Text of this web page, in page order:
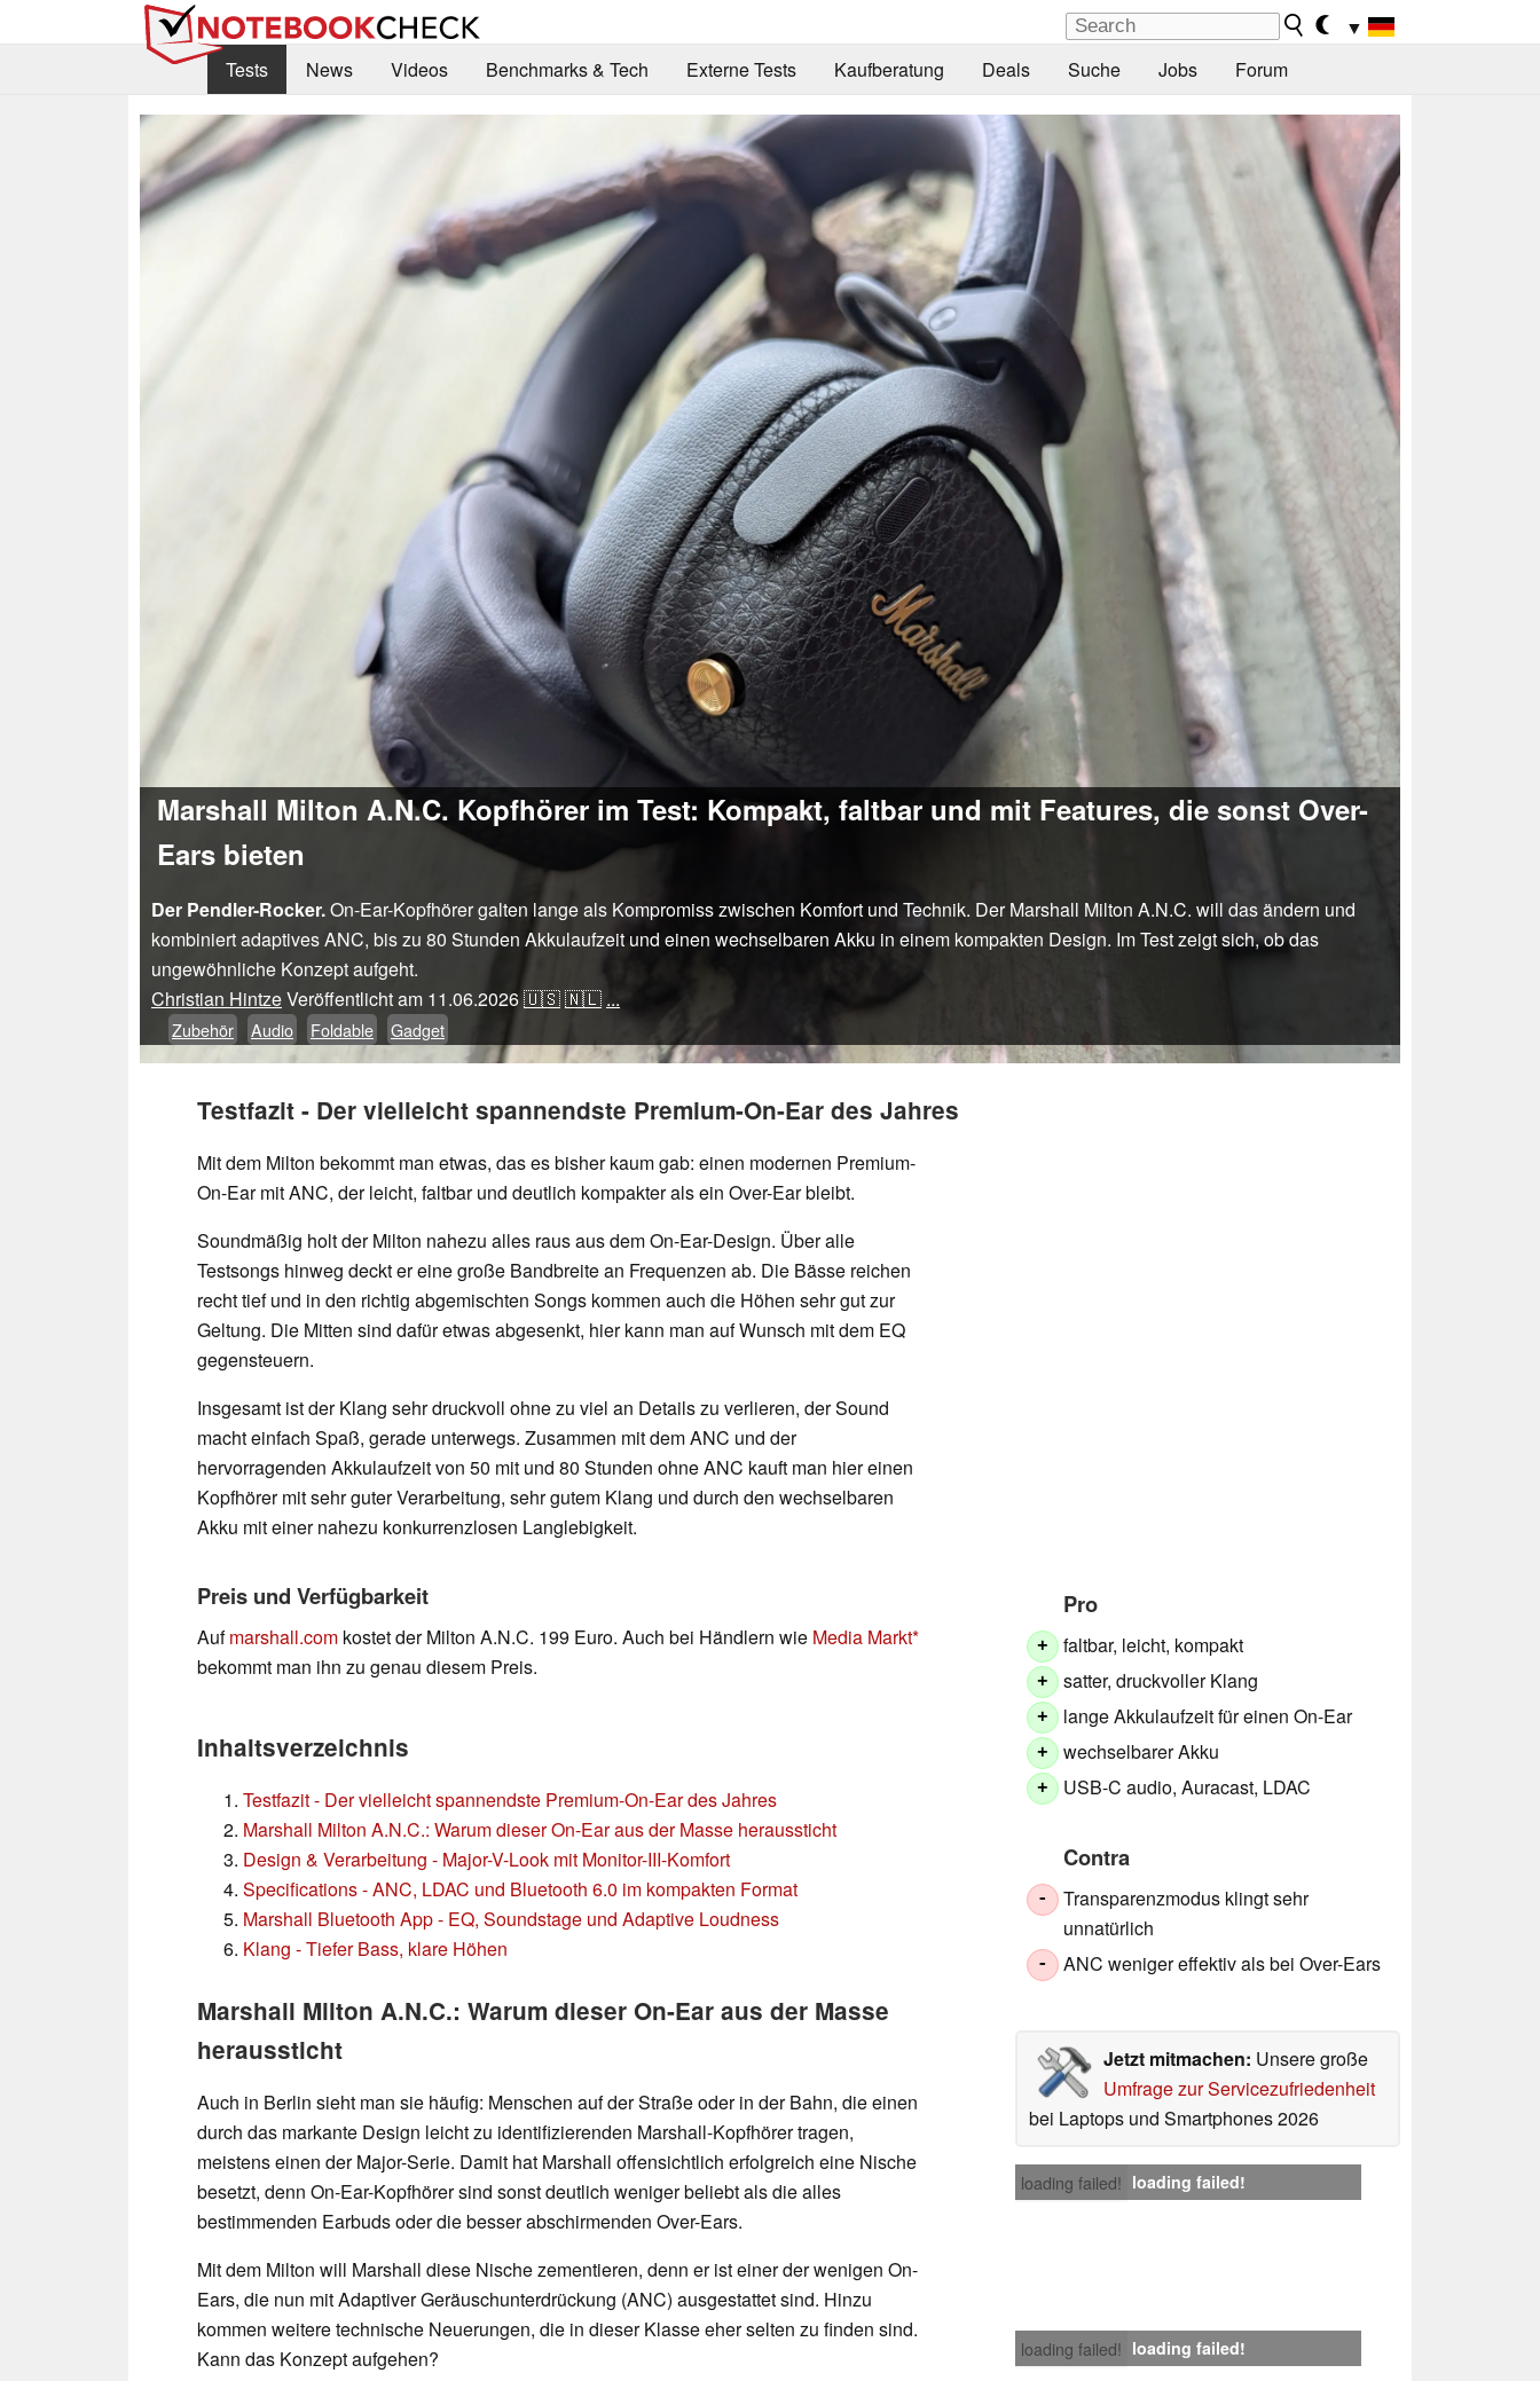
▼
Tests
News Videos Benchmarks & Tech Externe Tests Kaufberatung Deals Suche Jobs Forum
Marshall Milton A.N.C. Kopfhörer im Test: Kompakt, faltbar und mit Features, die sonst Over-
Ears bieten
Der Pendler-Rocker.On-Ear-Kopfhörer galten lange als Kompromiss zwischen Komfort und Technik. Der Marshall Milton A.N.C. will das ändern und
kombiniert adaptives ANC, bis zu 80 Stunden Akkulaufzeit und einen wechselbaren Akku in einem kompakten Design. Im Test zeigt sich, ob das
ungewöhnliche Konzept aufgeht.
Christian HintzeVeröffentlicht am 11.06.2026🇺🇸🇳🇱 ...
Zubehör Audio Foldable Gadget
Testfazit - Der vielleicht spannendste Premium-On-Ear des Jahres
Mit dem Milton bekommt man etwas, das es bisher kaum gab: einen modernen Premium-
On-Ear mit ANC, der leicht, faltbar und deutlich kompakter als ein Over-Ear bleibt.
Soundmäßig holt der Milton nahezu alles raus aus dem On-Ear-Design. Über alle
Testsongs hinweg deckt er eine große Bandbreite an Frequenzen ab. Die Bässe reichen
recht tief und in den richtig abgemischten Songs kommen auch die Höhen sehr gut zur
Geltung. Die Mitten sind dafür etwas abgesenkt, hier kann man auf Wunsch mit dem EQ
gegensteuern.
Insgesamt ist der Klang sehr druckvoll ohne zu viel an Details zu verlieren, der Sound
macht einfach Spaß, gerade unterwegs. Zusammen mit dem ANC und der
hervorragenden Akkulaufzeit von 50 mit und 80 Stunden ohne ANC kauft man hier einen
Kopfhörer mit sehr guter Verarbeitung, sehr gutem Klang und durch den wechselbaren
Akku mit einer nahezu konkurrenzlosen Langlebigkeit.
Pro
+ faltbar, leicht, kompakt
+ satter, druckvoller Klang
+ lange Akkulaufzeit für einen On-Ear
+ wechselbarer Akku
+ USB-C audio, Auracast, LDAC
Contra
-
Transparenzmodus klingt sehr
unnatürlich
- ANC weniger effektiv als bei Over-Ears
Jetzt mitmachen: Unsere große
Umfrage zur Servicezufriedenheit
bei Laptops und Smartphones 2026
Preis und Verfügbarkeit
Aufmarshall.com kostet der Milton A.N.C. 199 Euro. Auch bei Händlern wie Media Markt
bekommt man ihn zu genau diesem Preis.
loading failed! loading failed!
Inhaltsverzeichnis
Testfazit - Der vielleicht spannendste Premium-On-Ear des Jahres
Marshall Milton A.N.C.: Warum dieser On-Ear aus der Masse heraussticht
Design & Verarbeitung - Major-V-Look mit Monitor-III-Komfort
Specifications - ANC, LDAC und Bluetooth 6.0 im kompakten Format
Marshall Bluetooth App - EQ, Soundstage und Adaptive Loudness
Klang - Tiefer Bass, klare Höhen
loading failed! loading failed!
Marshall Milton A.N.C.: Warum dieser On-Ear aus der Masse
heraussticht
Auch in Berlin sieht man sie häufig: Menschen auf der Straße oder in der Bahn, die einen
durch das markante Design leicht zu identifizierenden Marshall-Kopfhörer tragen,
meistens einen der Major-Serie. Damit hat Marshall offensichtlich erfolgreich eine Nische
besetzt, denn On-Ear-Kopfhörer sind sonst deutlich weniger beliebt als die alles
bestimmenden Earbuds oder die besser abschirmenden Over-Ears.
Mit dem Milton will Marshall diese Nische zementieren, denn er ist einer der wenigen On-
Ears, die nun mit Adaptiver Geräuschunterdrückung (ANC) ausgestattet sind. Hinzu
kommen weitere technische Neuerungen, die in dieser Klasse eher selten zu finden sind.
Kann das Konzept aufgehen?